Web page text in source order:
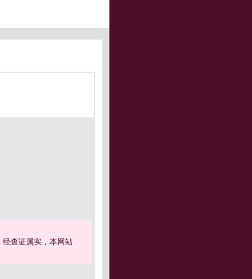
经查证属实，本网站